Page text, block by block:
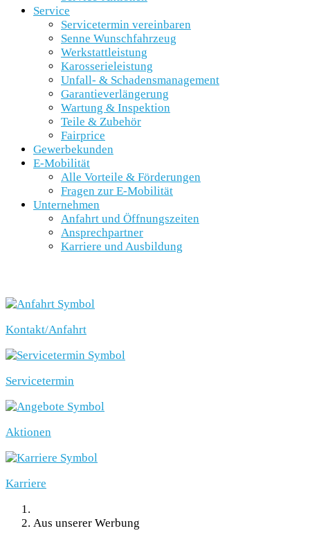
Service
Servicetermin vereinbaren
Senne Wunschfahrzeug
Werkstattleistung
Karosserieleistung
Unfall- & Schadensmanagement
Garantieverlängerung
Wartung & Inspektion
Teile & Zubehör
Fairprice
Gewerbekunden
E-Mobilität
Alle Vorteile & Förderungen
Fragen zur E-Mobilität
Unternehmen
Anfahrt und Öffnungszeiten
Ansprechpartner
Karriere und Ausbildung
Kontakt/Anfahrt
Servicetermin
Aktionen
Karriere
Aus unserer Werbung